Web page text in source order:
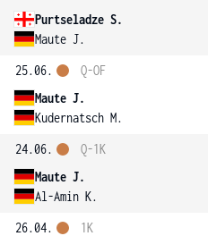
Purtseladze S.
Maute J.
25.06.
Maute J.
Kudernatsch M.
Q-OF
24.06.
Maute J.
Al-Amin K.
Q-1K
26.04.
1K